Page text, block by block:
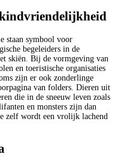
kindvriendelijkheid
staan symbool voor
begeleiders in de
skiën. Bij de vormgeving van
en toeristische organisaties
zijn er ook zonderlinge
van folders. Dieren uit
die in de sneeuw leven zoals
en monsters zijn dan
zelf wordt een vrolijk lachend